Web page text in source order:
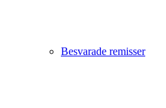
Besvarade remisser